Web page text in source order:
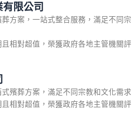
限公司
方案，一站式整合服務，滿足不同宗
相對超值，榮獲政府各地主管機關評
殯葬方案，滿足不同宗教和文化需求
相對超值，榮獲政府各地主管機關評